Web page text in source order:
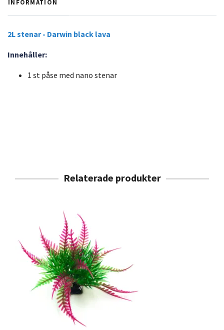
INFORMATION
2L stenar - Darwin black lava
Innehåller:
1 st påse med nano stenar